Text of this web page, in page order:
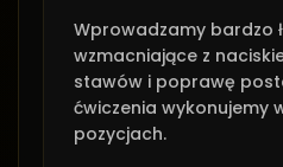
Wprowadzamy bardzo
wzmacniające z
stawów i poprawę
ćwiczenia wykonujemy
pozycjach.